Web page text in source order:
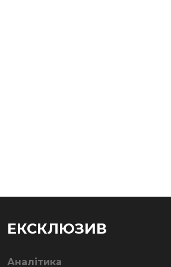
ЕКСКЛЮЗИВ
Аналітика